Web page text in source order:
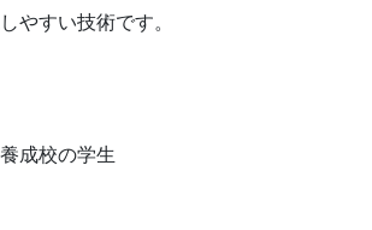
やすい技術です。
成校の学生